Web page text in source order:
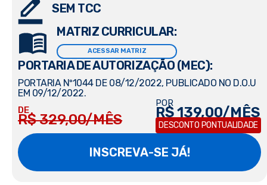
SEM TCC
MATRIZ CURRICULAR:
ACESSAR MATRIZ
PORTARIA DE AUTORIZAÇÃO (MEC):
PORTARIA Nº1044 DE 08/12/2022, PUBLICADO NO D.O.U
EM 09/12/2022.
DE
R$ 329,00/MÊS
POR
R$ 139,00/MÊS
DESCONTO PONTUALIDADE
INSCREVA-SE JÁ!